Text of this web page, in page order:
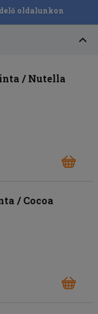
oldalunkon
/ Nutella
/ Cocoa